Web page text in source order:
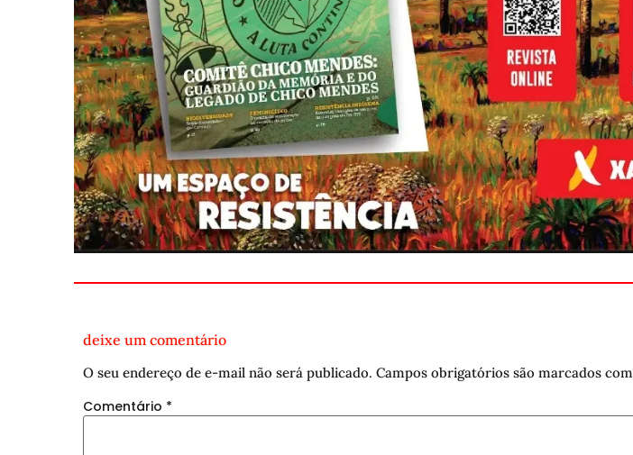
deixe um comentário
O seu endereço de e-mail não será publicado. Campos obrigatórios são marcados com
Comentário *